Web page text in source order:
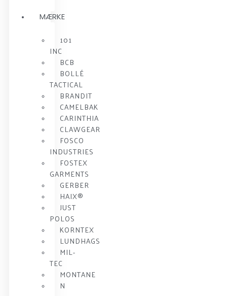
MÆRKE
101
INC
BCB
BOLLÉ
TACTICAL
BRANDIT
CAMELBAK
CARINTHIA
CLAWGEAR
FOSCO
INDUSTRIES
FOSTEX
GARMENTS
GERBER
HAIX®
JUST
POLOS
KORNTEX
LUNDHAGS
MIL-
TEC
MONTANE
N